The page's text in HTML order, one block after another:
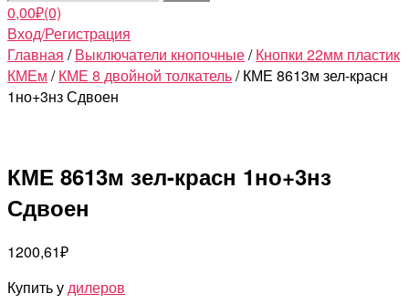
0,00₽(0)
Вход/Регистрация
Главная /Выключатели кнопочные/Кнопки 22мм пластик
КМЕм /КМЕ 8 двойной толкатель/ КМЕ 8613м зел-красн
1но+3нз Сдвоен
КМЕ 8613м зел-красн 1но+3нз
Сдвоен
1200,61₽
Купить удилеров